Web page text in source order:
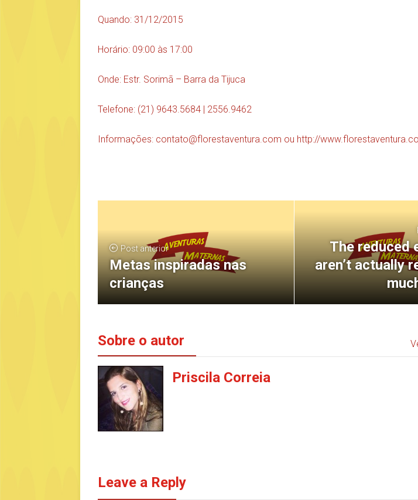
Quando: 31/12/2015
Horário: 09:00 às 17:00
Onde: Estr. Sorimã – Barra da Tijuca
Telefone: (21) 9643.5684 | 2556.9462
Informações: contato@florestaventura.com ou http://
Post anterior
Metas inspiradas nas
crianças
The reduced
aren’t actually
Sobre o autor
Priscila Correia
Leave a Reply